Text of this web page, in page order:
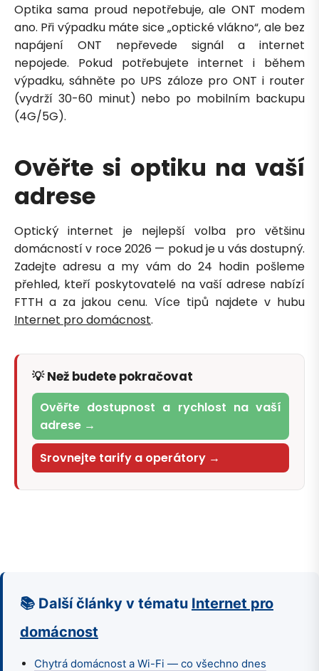
Optika sama proud nepotřebuje, ale ONT modem
ano. Při výpadku máte sice „optické vlákno“, ale bez
napájení ONT nepřevede signál a internet
nepojede. Pokud potřebujete internet i během
výpadku, sáhněte po UPS záloze pro ONT i router
(vydrží 30-60 minut) nebo po mobilním backupu
(4G/5G).
Ověřte si optiku na vaší
adrese
Optický internet je nejlepší volba pro většinu
domácností v roce 2026 — pokud je u vás dostupný.
Zadejte adresu a my vám do 24 hodin pošleme
přehled, kteří poskytovatelé na vaší adrese nabízí
FTTH a za jakou cenu. Více tipů najdete v hubu
Internet pro domácnost.
💡 Než budete pokračovat
Ověřte dostupnost a rychlost na vaší
adrese →
Srovnejte tarify a operátory →
📚 Další články v tématu Internet pro
domácnost
Chytrá domácnost a Wi-Fi — co všechno dnes